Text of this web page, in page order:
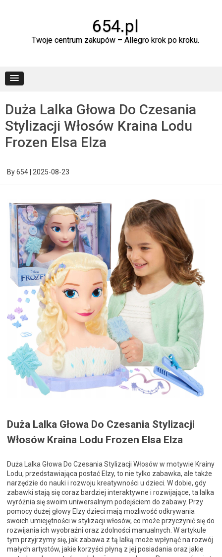
654.pl
Twoje centrum zakupów – Allegro krok po kroku.
Duża Lalka Głowa Do Czesania
Stylizacji Włosów Kraina Lodu
Frozen Elsa Elza
By654 2025-08-23
Duża Lalka Głowa Do Czesania Stylizacji
Włosów Kraina Lodu Frozen Elsa Elza
Duża Lalka Głowa Do Czesania Stylizacji Włosów w motywie Krainy
Lodu, przedstawiająca postać Elzy, to nie tylko zabawka, ale także
narzędzie do nauki i rozwoju kreatywności u dzieci. W dobie, gdy
zabawki stają się coraz bardziej interaktywne i rozwijające, ta lalka
wyróżnia się swoim uniwersalnym podejściem do zabawy. Przy
pomocy dużej głowy Elzy dzieci mają możliwość odkrywania
swoich umiejętności w stylizacji włosów, co może przyczynić się do
rozwijania ich wyobraźni oraz zdolności manualnych. W artykule
tym przyjrzymy się, jak zabawa z tą lalką może wpłynąć na rozwój
małych artystów, jakie korzyści płyną z jej posiadania oraz jakie